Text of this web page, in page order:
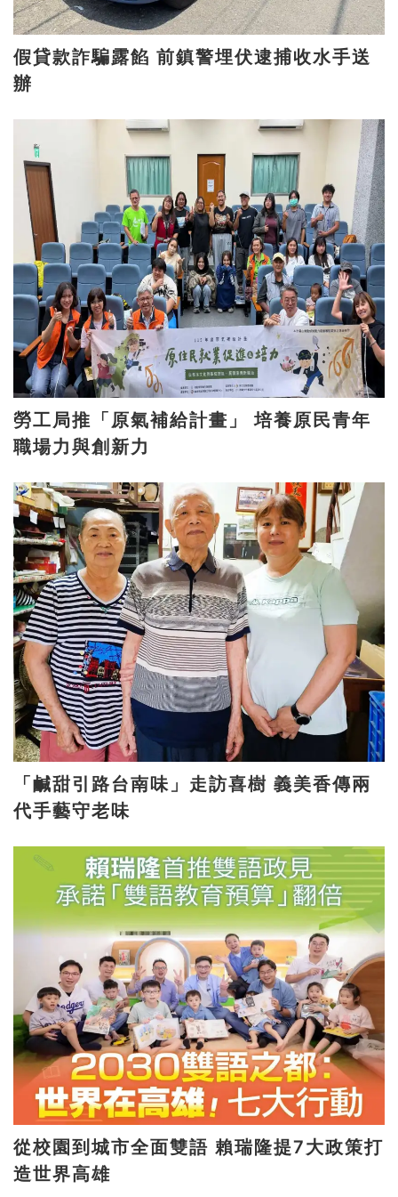
假貸款詐騙露餡 前鎮警埋伏逮捕收水手送
辦
勞工局推「原氣補給計畫」 培養原民青年
職場力與創新力
「鹹甜引路台南味」走訪喜樹 義美香傳兩
代手藝守老味
從校園到城市全面雙語 賴瑞隆提7大政策打
造世界高雄